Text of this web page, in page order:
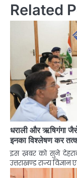
Related
धराली और ऋषिगंगा
इनका विश्लेषण कर
इस ख़बर को सुने
उत्तराखण्ड राज्य विज्ञान